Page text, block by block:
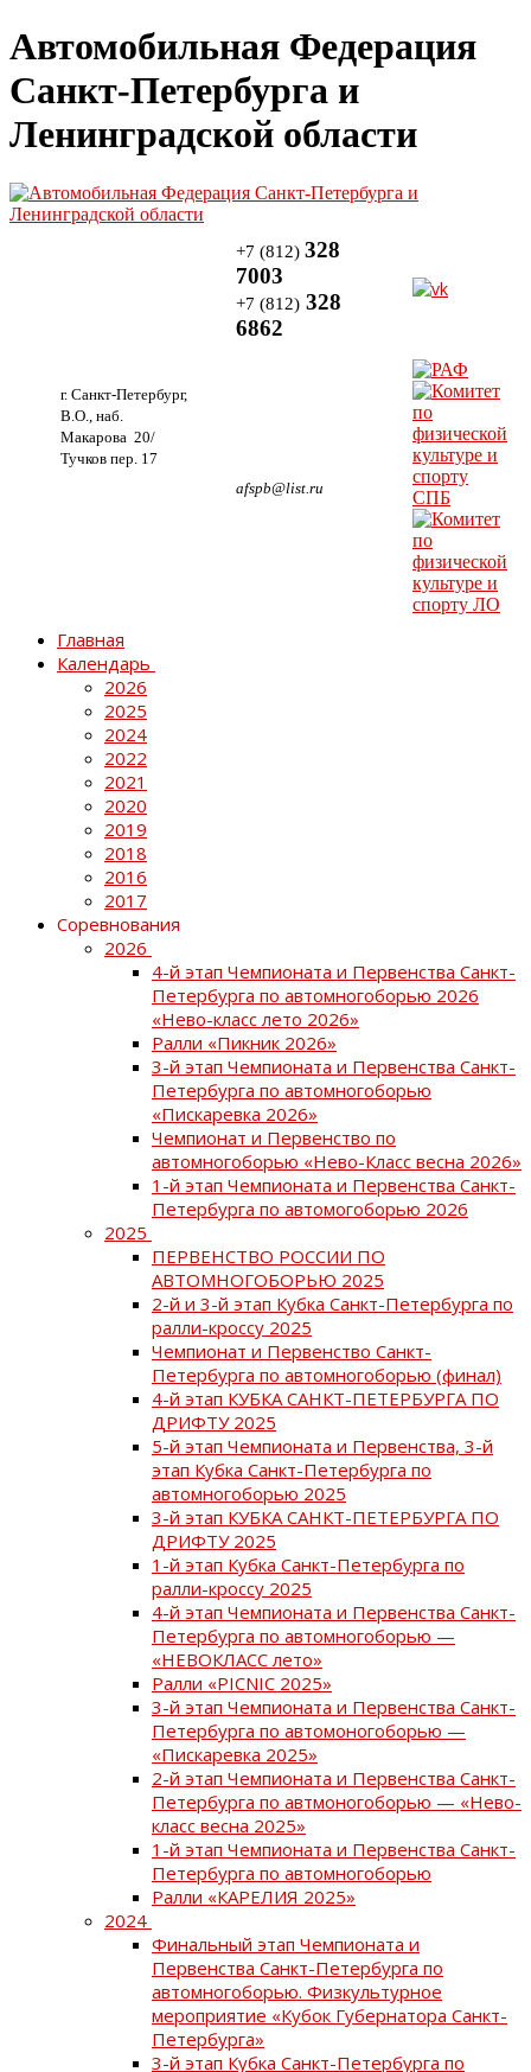
Автомобильная Федерация
Санкт-Петербурга и
Ленинградской области
г. Санкт-Петербург,
В.О., наб.
Макарова 20/
Тучков пер. 17
+7 (812) 328
7003
+7 (812) 328
6862
afspb@list.ru
Главная
Календарь
2026
2025
2024
2022
2021
2020
2019
2018
2016
2017
Соревнования
2026
4-й этап Чемпионата и Первенства Санкт-
Петербурга по автомногоборью 2026
«Нево-класс лето 2026»
Ралли «Пикник 2026»
3-й этап Чемпионата и Первенства Санкт-
Петербурга по автомногоборью
«Пискаревка 2026»
Чемпионат и Первенство по
автомногоборью «Нево-Класс весна 2026»
1-й этап Чемпионата и Первенства Санкт-
Петербурга по автомогоборью 2026
2025
ПЕРВЕНСТВО РОССИИ ПО
АВТОМНОГОБОРЬЮ 2025
2-й и 3-й этап Кубка Санкт-Петербурга по
ралли-кроссу 2025
Чемпионат и Первенство Санкт-
Петербурга по автомногоборью (финал)
4-й этап КУБКА САНКТ-ПЕТЕРБУРГА ПО
ДРИФТУ 2025
5-й этап Чемпионата и Первенства, 3-й
этап Кубка Санкт-Петербурга по
автомногоборью 2025
3-й этап КУБКА САНКТ-ПЕТЕРБУРГА ПО
ДРИФТУ 2025
1-й этап Кубка Санкт-Петербурга по
ралли-кроссу 2025
4-й этап Чемпионата и Первенства Санкт-
Петербурга по автомногоборью —
«НЕВОКЛАСС лето»
Ралли «PICNIC 2025»
3-й этап Чемпионата и Первенства Санкт-
Петербурга по автомоногоборью —
«Пискаревка 2025»
2-й этап Чемпионата и Первенства Санкт-
Петербурга по автмоногоборью — «Нево-
класс весна 2025»
1-й этап Чемпионата и Первенства Санкт-
Петербурга по автомногоборью
Ралли «КАРЕЛИЯ 2025»
2024
Финальный этап Чемпионата и
Первенства Санкт-Петербурга по
автомногоборью. Физкультурное
мероприятие «Кубок Губернатора Санкт-
Петербурга»
3-й этап Кубка Санкт-Петербурга по